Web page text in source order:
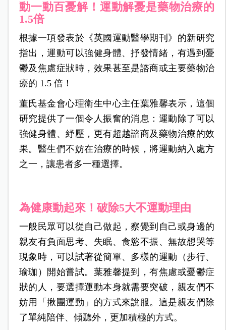
動一動百憂解！運動解憂是藥物治療的
1.5倍
根據一項發表於《英國運動醫學期刊》的新研究
指出，運動可以強健身體、抒發情緒，有遇到憂
鬱及焦慮症狀時，效果甚至是諮商或主要藥物治
療的 1.5 倍！
董氏基金會心理衛生中心主任葉雅馨表示，這個
研究提供了一個令人振奮的消息：運動除了可以
強健身體、紓壓，更有超越諮商及藥物治療的效
果。醫生們不妨在治療的時候，將運動納入處方
之一，讓患者多一種選擇。
為健康動起來！破除5大不運動理由
一般民眾可以從自己做起，察覺到自己或身邊的
親友有負面思考、失眠、食慾不振、無故想哭等
現象時，可以試著從簡單、多樣的運動（步行、
瑜珈）開始嘗試。葉雅馨提到，有焦慮或憂鬱症
狀的人，要選擇運動本身就需要突破，親友們不
妨用「揪團運動」的方式來說服。這是親友們除
了單純陪伴、傾聽外，更加積極的方式。